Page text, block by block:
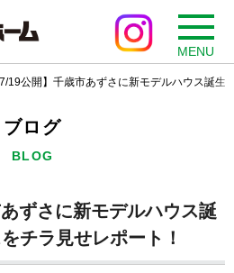
MENU
7/19公開】千歳市あずさに新モデルハウス誕
ブログ
BLOG
ずさに新モデルハウス誕
チラ見せレポート！